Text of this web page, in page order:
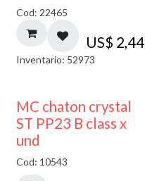
Cod: 22465
US$ 2,44
Inventario: 52973
MC chaton crystal
ST PP23 B class x
und
Cod: 10543